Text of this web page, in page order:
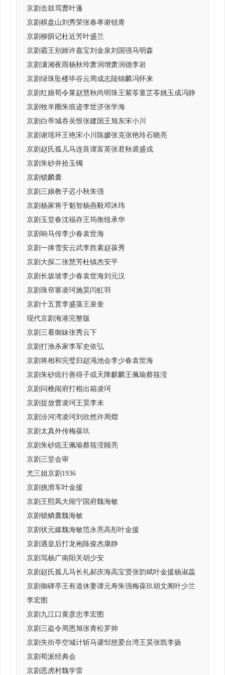
京剧击鼓骂曹叶蓬
京剧棋盘山刘秀荣张春孝谢锐青
京剧柳荫记杜近芳叶盛兰
京剧霸王别姬许嘉宝刘金泉刘国强马明森
京剧潇湘夜雨杨秋玲萧润增萧润德李岩
京剧绿珠坠楼毕谷云周成志陆锦麟冯怀来
京剧红娘荀令莱赵慧秋尚明珠王紫苓童芷苓姚玉成冯静
京剧牧羊圈朱痕迹李世济张学海
京剧白帝城吞吴恨张建国王旭东宋小川
京剧谢瑶环王艳宋小川陈嫒张克张艳玲石晓亮
京剧赵氏孤儿马连良谭富英张君秋裘盛戎
京剧朱砂井拾玉镯
京剧锁麟囊
京剧三娘教子迟小秋朱强
京剧杨家将于魁智杨燕毅邓沐玮
京剧玉堂春沈福存王筠衡纽承华
京剧响马传李少春袁世海
京剧一捧雪安云武李胜素赵葆秀
京剧大探二张慧芳杜镇杰安平
京剧长坂坡李少春袁世海刘元汉
京剧珠帘寨凌珂施昊闫虹羽
京剧十五贯李盛藻王泉奎
现代京剧海港完整版
京剧三看御妹张秀云下
京剧打渔杀家李军史依弘
京剧将相和完璧归赵渑池会李少春袁世海
京剧朱砂痣行善得子或天降麒麟王佩瑜蔡筱滢
京剧问樵闹府打棍出箱凌珂
京剧捉放曹凌珂王昊李未
京剧汾河湾凌珂刘欣然许周熠
京剧太真外传梅葆玖
京剧朱砂痣王佩瑜蔡筱滢顾亮
京剧三堂会审
尤三姐京剧1936
京剧挑滑车叶金援
京剧王熙凤大闹宁国府魏海敏
京剧锁鳞囊魏海敏
京剧状元媒魏海敏范永亮高彤叶金援
京剧遇皇后打龙袍陈俊杰康静
京剧骂杨广南阳关胡少安
京剧赵氏孤儿马长礼郝庆海高宝贤张韵斌叶金援杨淑蕊
京剧御碑亭王有道休妻谭元寿朱强梅葆玖胡文阁叶少兰
李宏图
京剧九江口黄彦忠李宏图
京剧三盗令周恩旭张青松罗帅
京剧失街亭空城计斩马谡邹慈爱台湾王昊张凯李扬
京剧荀派经典会
京剧恶虎村魏学雷